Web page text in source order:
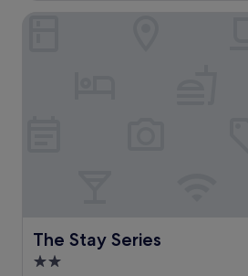
Bewertungen)
The Stay Series
The Stay Series
2.0-